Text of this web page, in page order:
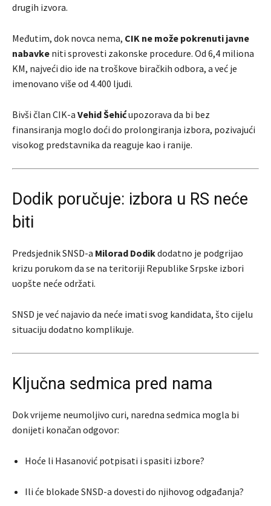
drugih izvora.
Međutim, dok novca nema, CIK ne može pokrenuti javne
nabavke niti sprovesti zakonske procedure. Od 6,4 miliona
KM, najveći dio ide na troškove biračkih odbora, a već je
imenovano više od 4.400 ljudi.
Bivši član CIK-a Vehid Šehićupozorava da bi bez
finansiranja moglo doći do prolongiranja izbora, pozivajući
visokog predstavnika da reaguje kao i ranije.
Dodik poručuje: izbora u RS neće
biti
Predsjednik SNSD-a Milorad Dodikdodatno je podgrijao
krizu porukom da se na teritoriji Republike Srpske izbori
uopšte neće održati.
SNSD je već najavio da neće imati svog kandidata, što cijelu
situaciju dodatno komplikuje.
Ključna sedmica pred nama
Dok vrijeme neumoljivo curi, naredna sedmica mogla bi
donijeti konačan odgovor:
Hoće li Hasanović potpisati i spasiti izbore?
Ili će blokade SNSD-a dovesti do njihovog odgađanja?